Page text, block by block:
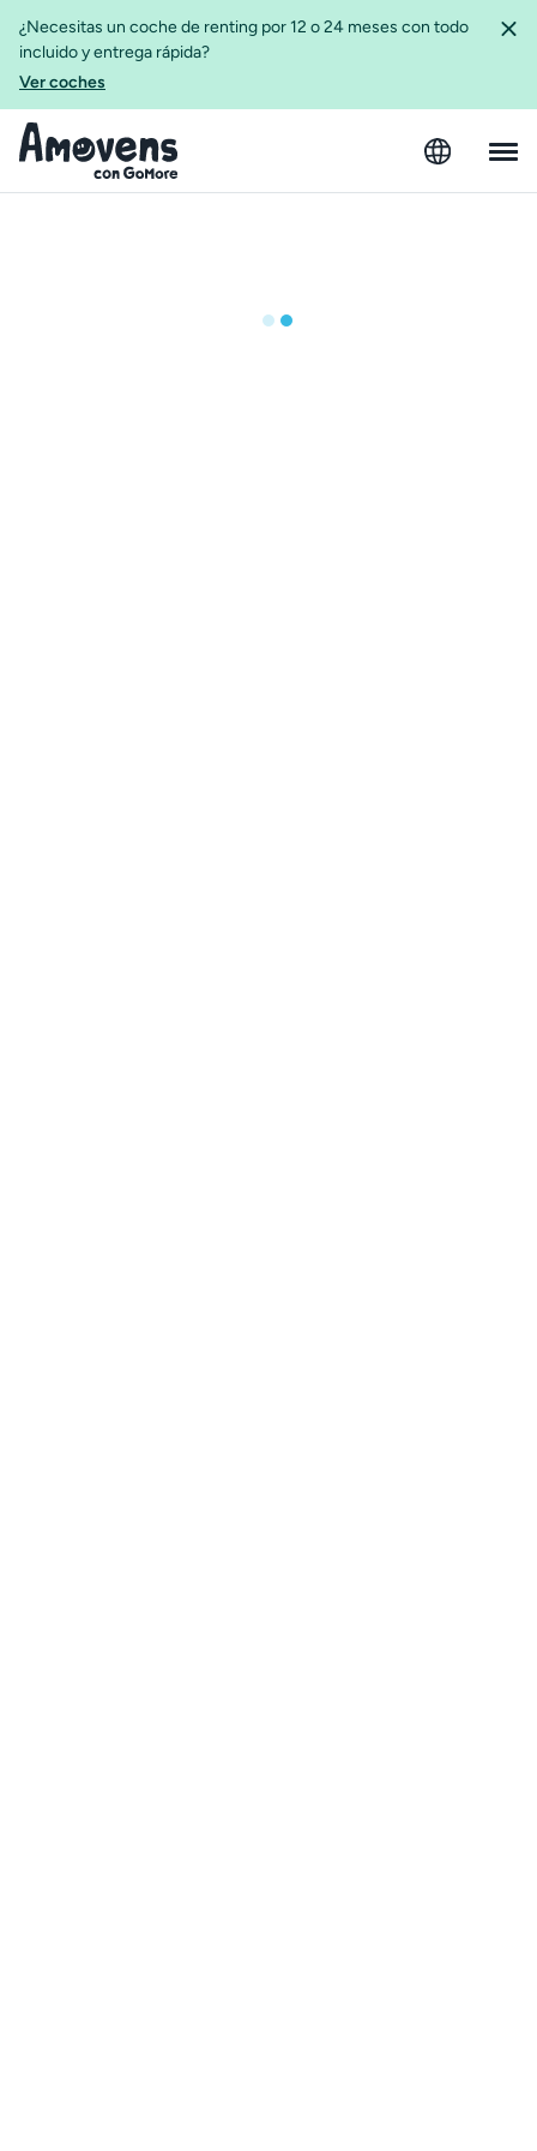
¿Necesitas un coche de renting por 12 o 24 meses con todo
incluido y entrega rápida?
Ver coches